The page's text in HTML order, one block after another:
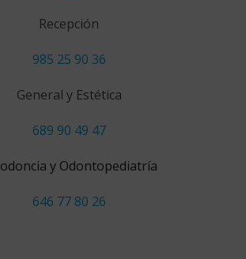
Recepción
985 25 90 36
General y Estética
689 90 49 47
y Odontopediatría
646 77 80 26